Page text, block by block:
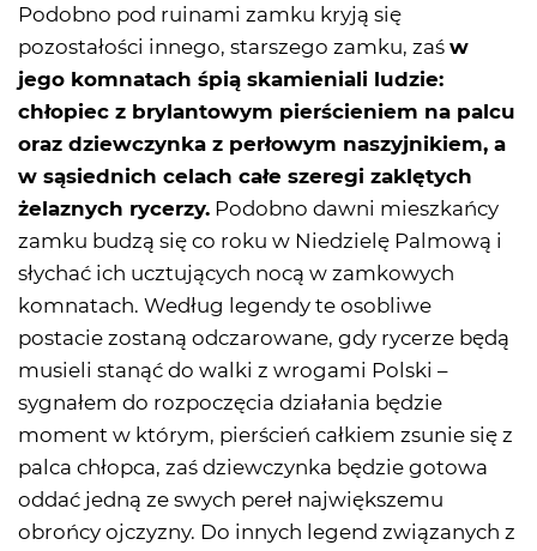
Podobno pod ruinami zamku kryją się
pozostałości innego, starszego zamku, zaś w
jego komnatach śpią skamieniali ludzie:
chłopiec z brylantowym pierścieniem na palcu
oraz dziewczynka z perłowym naszyjnikiem, a
w sąsiednich celach całe szeregi zaklętych
żelaznych rycerzy. Podobno dawni mieszkańcy
zamku budzą się co roku w Niedzielę Palmową i
słychać ich ucztujących nocą w zamkowych
komnatach. Według legendy te osobliwe
postacie zostaną odczarowane, gdy rycerze będą
musieli stanąć do walki z wrogami Polski –
sygnałem do rozpoczęcia działania będzie
moment w którym, pierścień całkiem zsunie się z
palca chłopca, zaś dziewczynka będzie gotowa
oddać jedną ze swych pereł największemu
obrońcy ojczyzny. Do innych legend związanych z